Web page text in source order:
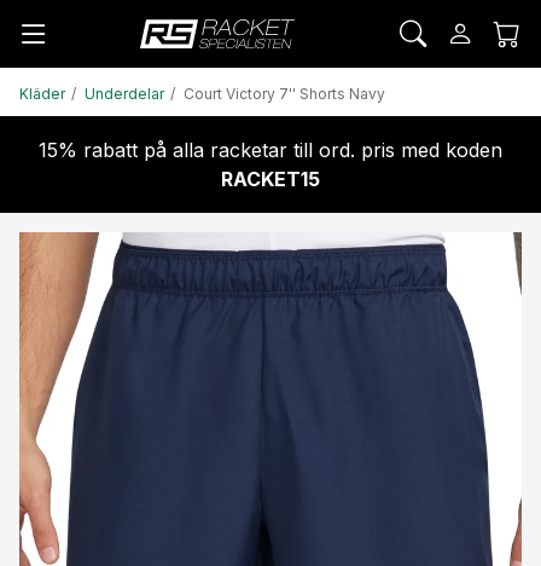
Kläder Underdelar Court Victory 7'' Shorts Navy
15% rabatt på alla racketar till ord. pris med koden
RACKET15